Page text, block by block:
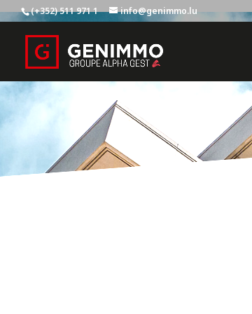
(+352) 511 971 1 info@genimmo.lu